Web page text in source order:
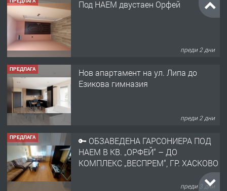
ПРЕДЛАГА
Нов апартамент на ул. Липа до
преди 2 дни
ПРЕДЛАГА
🔑 ОБЗАВЕДЕНА ГАРСОНИЕРА ПОД
НАЕМ В КВ. „ОРФЕЙ“ – ДО
преди 3 дни
ПРЕДЛАГА
НАПЪЛНО ОБЗАВЕДЕН И
ОБОРУДВАН ТРИСТАЕН
АПАРТАМЕНТ В ЦЕНТЪРА НА ГР.
преди 4 дни